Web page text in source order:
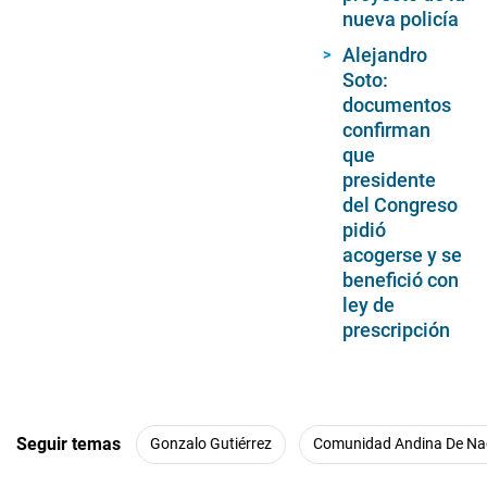
nueva policía
Alejandro
Soto:
documentos
confirman
que
presidente
del Congreso
pidió
acogerse y se
benefició con
ley de
prescripción
Seguir temas Gonzalo Gutiérrez Comunidad Andina De